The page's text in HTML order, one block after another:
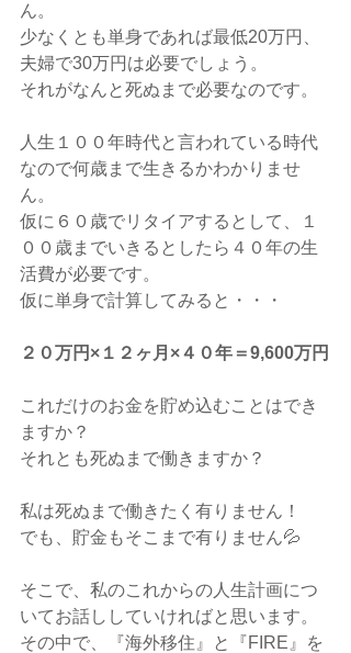
ん。
少なくとも単身であれば最低20万円、
夫婦で30万円は必要でしょう。
それがなんと死ぬまで必要なのです。
人生１００年時代と言われている時代
なので何歳まで生きるかわかりませ
ん。
仮に６０歳でリタイアするとして、１
００歳までいきるとしたら４０年の生
活費が必要です。
仮に単身で計算してみると・・・
２０万円×１２ヶ月×４０年＝9,600万円
これだけのお金を貯め込むことはでき
ますか？
それとも死ぬまで働きますか？
私は死ぬまで働きたく有りません！
でも、貯金もそこまで有りません💦
そこで、私のこれからの人生計画につ
いてお話ししていければと思います。
その中で、『海外移住』と『FIRE』を